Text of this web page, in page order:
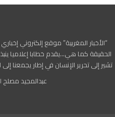
“الأخبار المغربية” موقع إلكتروني
الحقيقة كما هي…يقدم خطابا إعلاميا
تشير إلى تحرير الإنسان في إطار يجمعنا
عبدالمجيد مصلح